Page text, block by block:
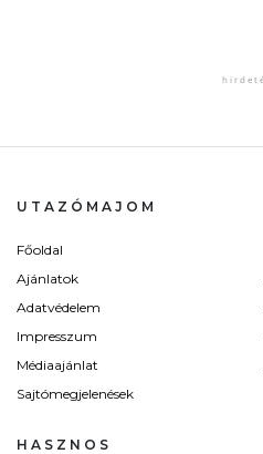
UTAZÓMAJOM
Főoldal
Ajánlatok
Adatvédelem
Impresszum
Médiaajánlat
Sajtómegjelenések
HASZNOS